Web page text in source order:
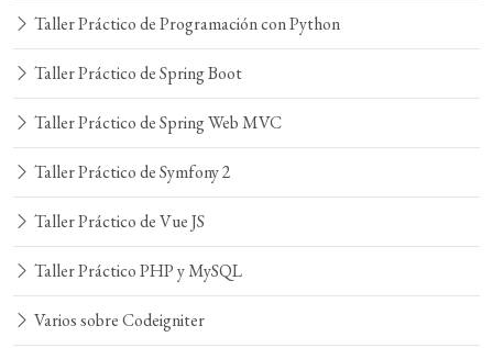
Taller Práctico de Programación con Python
Taller Práctico de Spring Boot
Taller Práctico de Spring Web MVC
Taller Práctico de Symfony 2
Taller Práctico de Vue JS
Taller Práctico PHP y MySQL
Varios sobre Codeigniter